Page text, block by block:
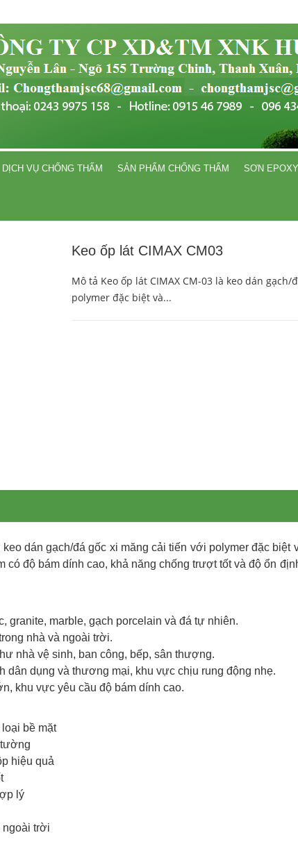
DỊCH VỤ CHỐNG THẤM SẢN PHẨM CHỐNG THẤM SƠN EPOXY
Keo ốp lát CIMAX CM03
Mô tả Keo ốp lát CIMAX CM-03 là keo dán
polymer đặc biệt và...
dán gạch/đá gốc xi măng cải tiến với polymer đặc
độ bám dính cao, khả năng chống trượt tốt và độ ổn
granite, marble, gạch porcelain và đá tự nhiên.
nhà và ngoài trời.
nhà vệ sinh, ban công, bếp, sân thượng.
dân dụng và thương mại, khu vực chịu rung động nhẹ.
khu vực yêu cầu độ bám dính cao.
bề mặt
hiệu quả
lý
trời